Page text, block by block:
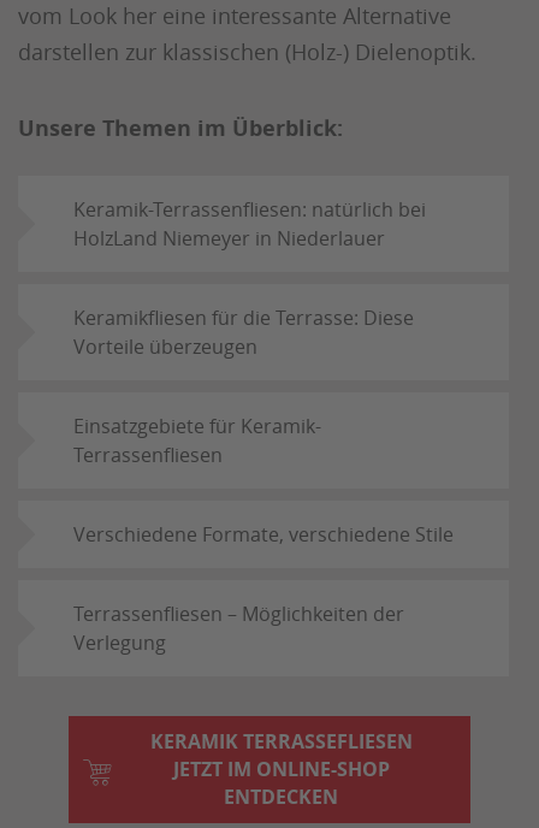
vom Look her eine interessante Alternative
darstellen zur klassischen (Holz-) Dielenoptik.
Unsere Themen im Überblick:
Keramik-Terrassenfliesen: natürlich bei
HolzLand Niemeyer in Niederlauer
Keramikfliesen für die Terrasse: Diese
Vorteile überzeugen
Einsatzgebiete für Keramik-
Terrassenfliesen
Verschiedene Formate, verschiedene Stile
Terrassenfliesen – Möglichkeiten der
Verlegung
KERAMIK TERRASSEFLIESEN
JETZT IM ONLINE-SHOP
ENTDECKEN